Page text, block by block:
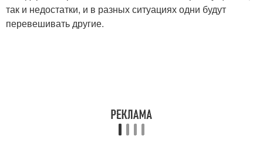
так и недостатки, и в разных ситуациях одни будут
перевешивать другие.